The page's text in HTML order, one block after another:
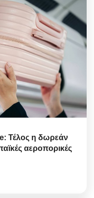
Τέλος η δωρεάν
αεροπορικές